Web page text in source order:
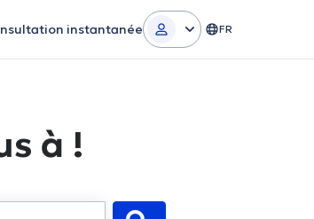
instantanée FR
à !